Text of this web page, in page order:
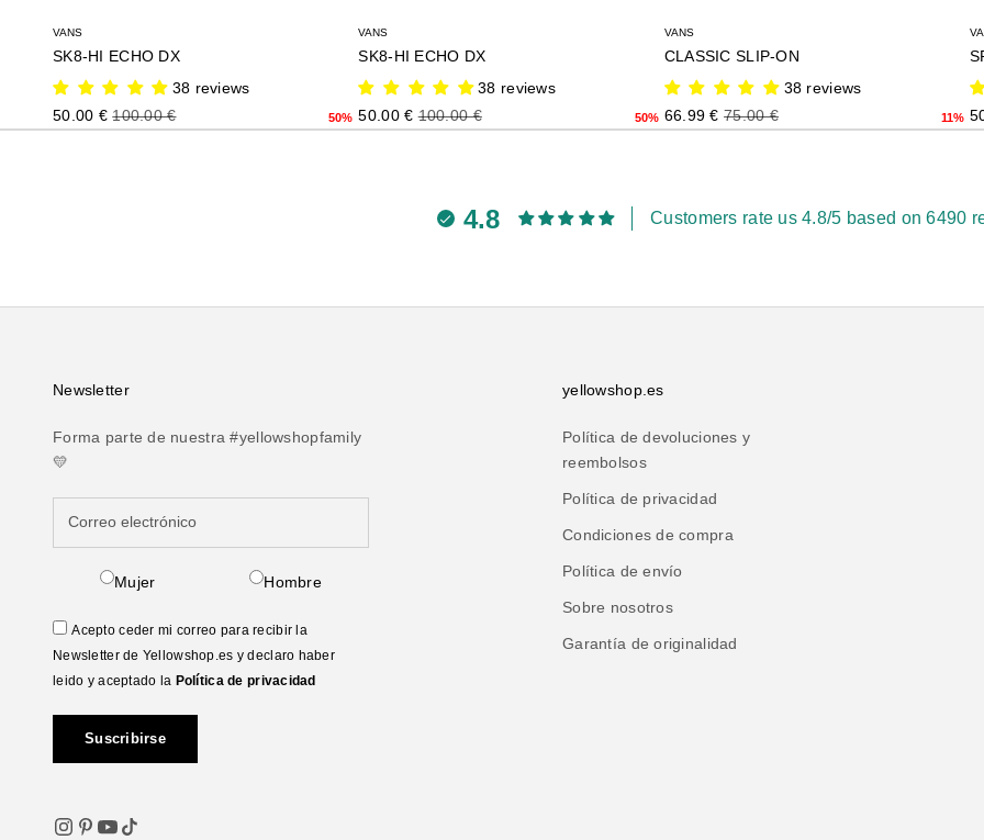
VANS
SK8-HI ECHO DX
38 reviews
Precio de oferta
50.00 €Precio normal
100.00 € 50%
VANS
SK8-HI ECHO DX
38 reviews
Precio de oferta
50.00 €Precio normal
100.00 € 50%
VANS
CLASSIC SLIP-ON
38 reviews
Precio de oferta
66.99 €Precio normal
75.00 € 11%
4.8 Customers rate us 4.8/5 based on 6490
Newsletter
Forma parte de nuestra #yellowshopfamily
💛
Mujer Hombre
Acepto ceder mi correo para recibir la
Newsletter de Yellowshop.es y declaro haber
leido y aceptado la Política de privacidad
Suscribirse
yellowshop.es
Política de devoluciones y
reembolsos
Política de privacidad
Condiciones de compra
Política de envío
Sobre nosotros
Garantía de originalidad